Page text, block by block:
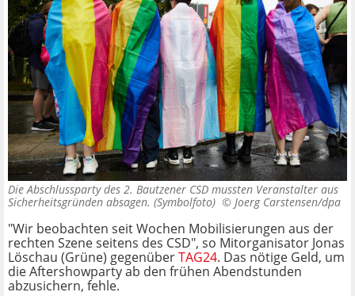
Die Abschlussparty des 2. Bautzener CSD mussten Veranstalter aus
Sicherheitsgründen absagen. (Symbolfoto) © Joerg Carstensen/dpa
"Wir beobachten seit Wochen Mobilisierungen aus der
rechten Szene seitens des CSD", so Mitorganisator Jonas
Löschau (Grüne) gegenüberTAG24. Das nötige Geld, um
die Aftershowparty ab den frühen Abendstunden
abzusichern, fehle.